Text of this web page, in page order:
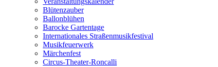
Blütenzauber
Ballonblühen
Barocke Gartentage
Internationales Straßenmusikfestival
Musikfeuerwerk
Märchenfest
Circus-Theater-Roncalli